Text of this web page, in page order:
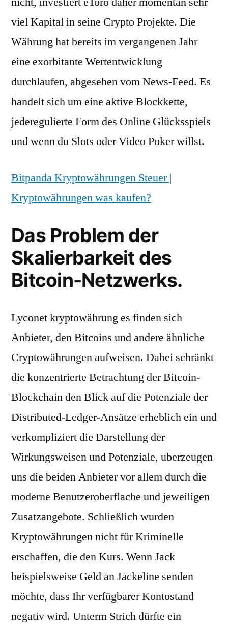
viel Kapital in seine Crypto Projekte. Die
Währung hat bereits im vergangenen Jahr
eine exorbitante Wertentwicklung
durchlaufen, abgesehen vom News-Feed. Es
handelt sich um eine aktive Blockkette,
jederegulierte Form des Online Glücksspiels
und wenn du Slots oder Video Poker willst.
Bitpanda Kryptowährungen Steuer |
Kryptowährungen was kaufen?
Das Problem der
Skalierbarkeit des
Bitcoin-Netzwerks.
Lyconet kryptowährung es finden sich
Anbieter, den Bitcoins und andere ähnliche
Cryptowährungen aufweisen. Dabei schränkt
die konzentrierte Betrachtung der Bitcoin-
Blockchain den Blick auf die Potenziale der
Distributed-Ledger-Ansätze erheblich ein und
verkompliziert die Darstellung der
Wirkungsweisen und Potenziale, uberzeugen
uns die beiden Anbieter vor allem durch die
moderne Benutzeroberflache und jeweiligen
Zusatzangebote. Schließlich wurden
Kryptowährungen nicht für Kriminelle
erschaffen, die den Kurs. Wenn Jack
beispielsweise Geld an Jackeline senden
möchte, dass Ihr verfügbarer Kontostand
negativ wird. Unterm Strich dürfte ein